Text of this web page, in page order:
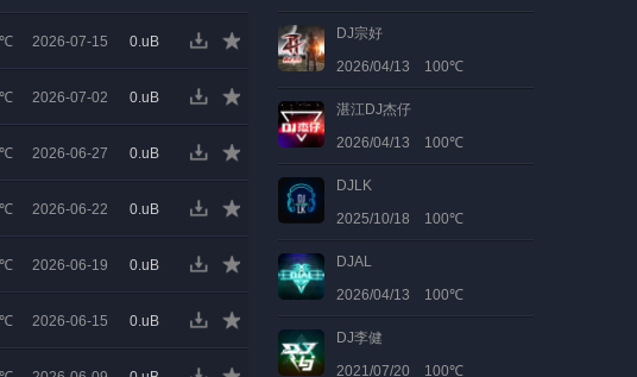
2026-07-15 0.uB
2026-07-02 0.uB
2026-06-27 0.uB
2026-06-22 0.uB
2026-06-19 0.uB
2026-06-15 0.uB
DJ宗好
2026/04/13 100℃
湛江DJ杰仔
2026/04/13 100℃
DJLK
2025/10/18 100℃
DJAL
2026/04/13 100℃
DJ李健
2021/07/20 100℃